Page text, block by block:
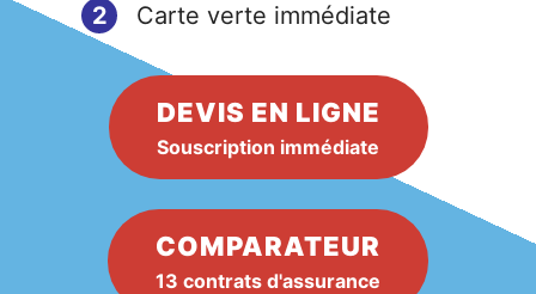
2
Carte verte immédiate
DEVIS EN LIGNE
Souscription immédiate
COMPARATEUR
13 contrats d'assurance